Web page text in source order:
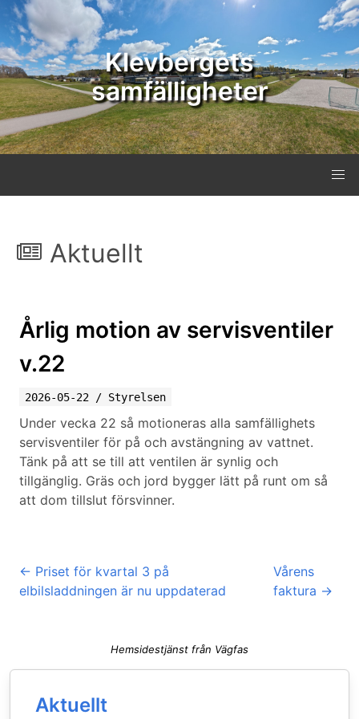
Klevbergets
samfälligheter
Aktuellt
Årlig motion av servisventiler
v.22
2026-05-22 / Styrelsen
Under vecka 22 så motioneras alla samfällighets
servisventiler för på och avstängning av vattnet.
Tänk på att se till att ventilen är synlig och
tillgänglig. Gräs och jord bygger lätt på runt om så
att dom tillslut försvinner.
← Priset för kvartal 3 på
elbilsladdningen är nu uppdaterad
Vårens
faktura →
Hemsidestjänst från Vägfas
Aktuellt